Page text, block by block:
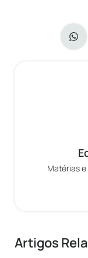
Matérias
Artigos